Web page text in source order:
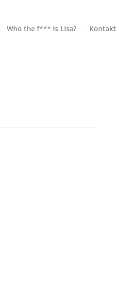
Who the f*** is Lisa? Kontakt